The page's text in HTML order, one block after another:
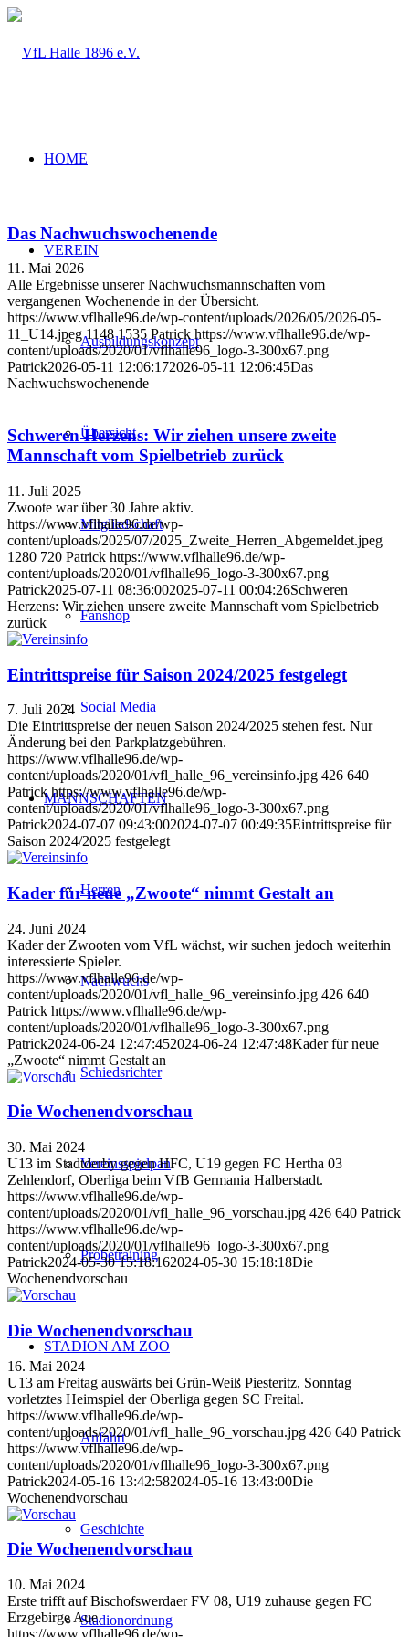
HOME
VEREIN
Ausbildungskonzept
Übersicht
Mitgliedschaft
Fanshop
Social Media
MANNSCHAFTEN
Herren
Nachwuchs
Schiedsrichter
Vereinsspielpan
Probetraining
STADION AM ZOO
Anfahrt
Geschichte
Stadionordnung
Das Nachwuchswochenende
11. Mai 2026
Alle Ergebnisse unserer Nachwuchsmannschaften vom
vergangenen Wochenende in der Übersicht.
https://www.vflhalle96.de/wp-content/uploads/2026/05/2026-05-
11_U14.jpeg 1148 1535 Patrick https://www.vflhalle96.de/wp-
content/uploads/2020/01/vflhalle96_logo-3-300x67.png
Patrick2026-05-11 12:06:172026-05-11 12:06:45Das
Nachwuchswochenende
Schweren Herzens: Wir ziehen unsere zweite
Mannschaft vom Spielbetrieb zurück
11. Juli 2025
Zwoote war über 30 Jahre aktiv.
https://www.vflhalle96.de/wp-
content/uploads/2025/07/2025_Zweite_Herren_Abgemeldet.jpeg
1280 720 Patrick https://www.vflhalle96.de/wp-
content/uploads/2020/01/vflhalle96_logo-3-300x67.png
Patrick2025-07-11 08:36:002025-07-11 00:04:26Schweren
Herzens: Wir ziehen unsere zweite Mannschaft vom Spielbetrieb
zurück
Eintrittspreise für Saison 2024/2025 festgelegt
7. Juli 2024
Die Eintrittspreise der neuen Saison 2024/2025 stehen fest. Nur
Änderung bei den Parkplatzgebühren.
https://www.vflhalle96.de/wp-
content/uploads/2020/01/vfl_halle_96_vereinsinfo.jpg 426 640
Patrick https://www.vflhalle96.de/wp-
content/uploads/2020/01/vflhalle96_logo-3-300x67.png
Patrick2024-07-07 09:43:002024-07-07 00:49:35Eintrittspreise für
Saison 2024/2025 festgelegt
Kader für neue „Zwoote“ nimmt Gestalt an
24. Juni 2024
Kader der Zwooten vom VfL wächst, wir suchen jedoch weiterhin
interessierte Spieler.
https://www.vflhalle96.de/wp-
content/uploads/2020/01/vfl_halle_96_vereinsinfo.jpg 426 640
Patrick https://www.vflhalle96.de/wp-
content/uploads/2020/01/vflhalle96_logo-3-300x67.png
Patrick2024-06-24 12:47:452024-06-24 12:47:48Kader für neue
„Zwoote“ nimmt Gestalt an
Die Wochenendvorschau
30. Mai 2024
U13 im Stadtderby gegen HFC, U19 gegen FC Hertha 03
Zehlendorf, Oberliga beim VfB Germania Halberstadt.
https://www.vflhalle96.de/wp-
content/uploads/2020/01/vfl_halle_96_vorschau.jpg 426 640 Patrick
https://www.vflhalle96.de/wp-
content/uploads/2020/01/vflhalle96_logo-3-300x67.png
Patrick2024-05-30 15:18:162024-05-30 15:18:18Die
Wochenendvorschau
Die Wochenendvorschau
16. Mai 2024
U13 am Freitag auswärts bei Grün-Weiß Piesteritz, Sonntag
vorletztes Heimspiel der Oberliga gegen SC Freital.
https://www.vflhalle96.de/wp-
content/uploads/2020/01/vfl_halle_96_vorschau.jpg 426 640 Patrick
https://www.vflhalle96.de/wp-
content/uploads/2020/01/vflhalle96_logo-3-300x67.png
Patrick2024-05-16 13:42:582024-05-16 13:43:00Die
Wochenendvorschau
Die Wochenendvorschau
10. Mai 2024
Erste trifft auf Bischofswerdaer FV 08, U19 zuhause gegen FC
Erzgebirge Aue.
https://www.vflhalle96.de/wp-